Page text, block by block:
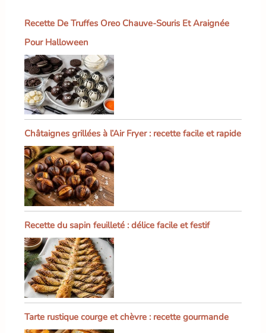
gardant la surface de la
Recette De Truffes Oreo Chauve-Souris Et Araignée
Pour Halloween
Châtaignes grillées à l’Air Fryer : recette facile et rapide
Recette du sapin feuilleté : délice facile et festif
Tarte rustique courge et chèvre : recette gourmande